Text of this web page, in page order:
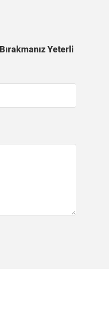
Yeterli